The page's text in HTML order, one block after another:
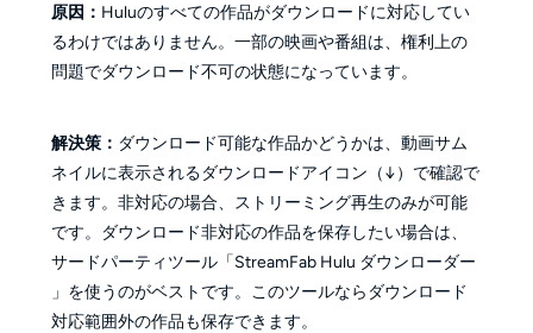
原因： Huluのすべての作品がダウンロードに対応してい
るわけではありません。一部の映画や番組は、権利上の
問題でダウンロード不可の状態になっています。
解決策： ダウンロード可能な作品かどうかは、動画サム
ネイルに表示されるダウンロードアイコン（↓）で確認で
きます。非対応の場合、ストリーミング再生のみが可能
です。ダウンロード非対応の作品を保存したい場合は、
サードパーティツール「StreamFab Hulu ダウンローダー
」を使うのがベストです。このツールならダウンロード
対応範囲外の作品も保存できます。